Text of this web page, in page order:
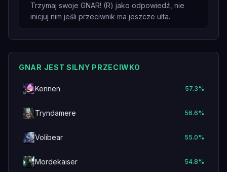
Trzymaj swoje GNAR! (R) jako odpowiedź, nie
inicjuj nim jeśli przeciwnik ma jeszcze ulta.
GNAR JEST SILNY PRZECIWKO
Kennen 57.3%
Tryndamere 56.6%
Volibear 55.0%
Mordekaiser 54.8%